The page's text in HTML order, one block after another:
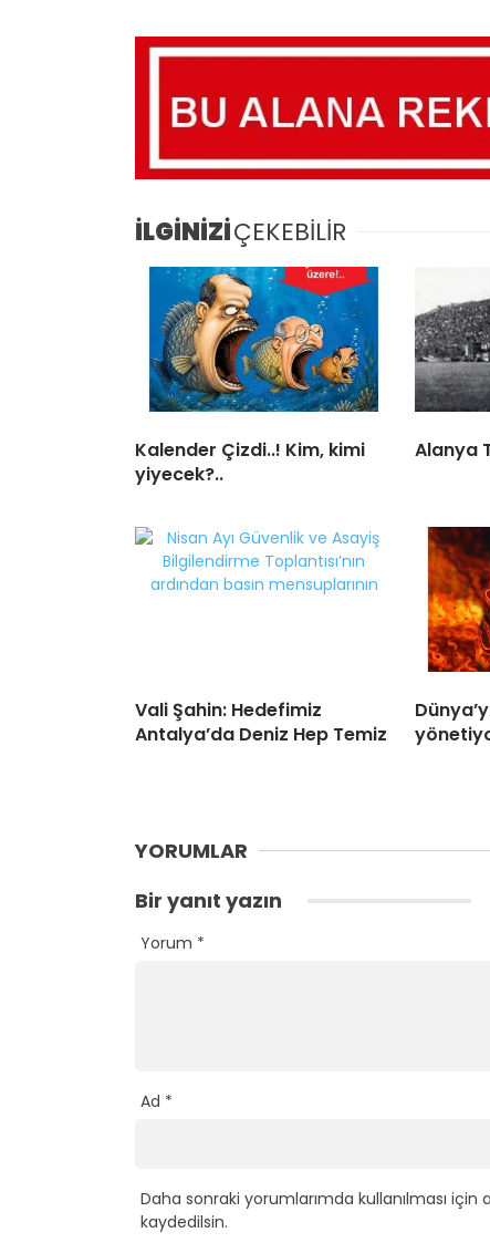
İLGİNİZİÇEKEBİLİR
Kalender Çizdi..! Kim, kimi
yiyecek?..
Alanya
Vali Şahin: Hedefimiz
Antalya’da Deniz Hep Temiz
YORUMLAR
Bir yanıt yazın
Yorum *
Ad *
Daha sonraki yorumlarımda kullanılması
kaydedilsin.